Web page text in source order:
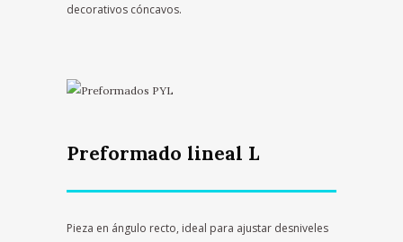
decorativos cóncavos.
Preformado lineal L
Pieza en ángulo recto, ideal para ajustar desniveles